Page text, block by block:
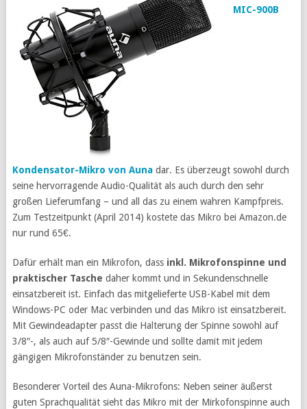
MIC-900B
Kondensator-Mikro von Aunadar. Es überzeugt sowohl durch
seine hervorragende Audio-Qualität als auch durch den sehr
großen Lieferumfang – und all das zu einem wahren Kampfpreis.
Zum Testzeitpunkt (April 2014) kostete das Mikro bei Amazon.de
nur rund 65€.
Dafür erhält man ein Mikrofon, dass inkl. Mikrofonspinne und
praktischer Tasche daher kommt und in Sekundenschnelle
einsatzbereit ist. Einfach das mitgelieferte USB-Kabel mit dem
Windows-PC oder Mac verbinden und das Mikro ist einsatzbereit.
Mit Gewindeadapter passt die Halterung der Spinne sowohl auf
3/8″-, als auch auf 5/8″-Gewinde und sollte damit mit jedem
gängigen Mikrofonständer zu benutzen sein.
Besonderer Vorteil des Auna-Mikrofons: Neben seiner äußerst
guten Sprachqualität sieht das Mikro mit der Mirkofonspinne auch